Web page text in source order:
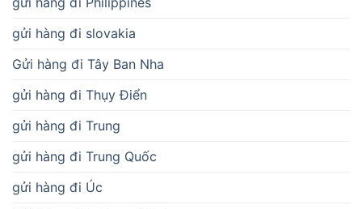
gửi hàng đi slovakia
Gửi hàng đi Tây Ban Nha
gửi hàng đi Thụy Điển
gửi hàng đi Trung
gửi hàng đi Trung Quốc
gửi hàng đi Úc